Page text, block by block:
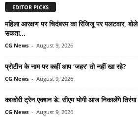
EDITOR PICKS
महिला आरक्षण पर चिदंबरम का रिजिजू पर पलटवार,
सकता...
CG News - August 9, 2026
प्रोटीन के नाम पर कहीं आप ‘जहर’ तो नहीं खा रहे?
CG News - August 9, 2026
काकोरी ट्रेन एक्शन डे: सीएम योगी आज निकालेंगे तिरंगा
CG News - August 9, 2026